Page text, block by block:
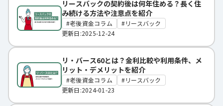
リースバックの契約後は何年住める？長く住
み続ける方法や注意点を紹介
老後資金コラム
リースバック
更新日:2025-12-24
リ・バース60とは？金利比較や利用条件、メ
リット・デメリットを紹介
老後資金コラム
リースバック
更新日:2024-01-23